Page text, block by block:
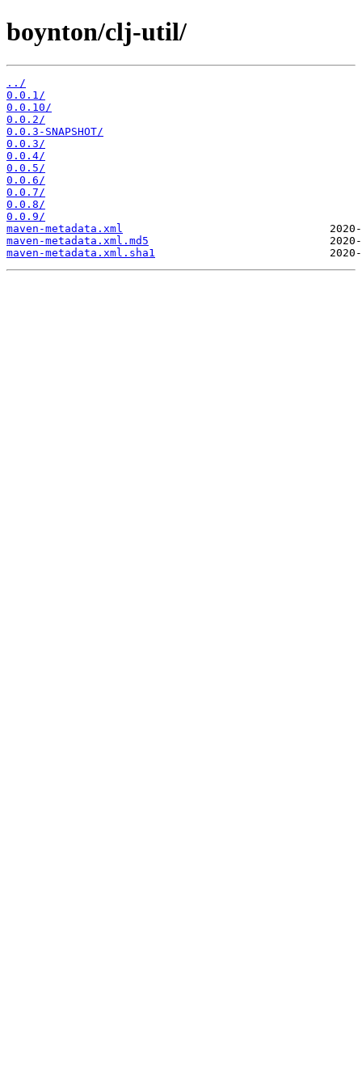
boynton/clj-util/
../
0.0.1/
0.0.10/
0.0.2/
0.0.3-SNAPSHOT/
0.0.3/
0.0.4/
0.0.5/
0.0.6/
0.0.7/
0.0.8/
0.0.9/
maven-metadata.xml
maven-metadata.xml.md5
maven-metadata.xml.sha1